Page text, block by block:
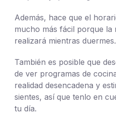
Además, hace que el
mucho más fácil porque la
realizará mientras duermes.
También es posible que
de ver programas de
realidad desencadena y
sientes, así que tenlo en
tu día.